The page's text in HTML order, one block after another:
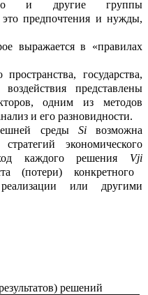
и другие группы
предпочтения и нужды,
выражается в «правилах
пространства, государства,
воздействия представлены
одним из методов
и его разновидности.
средыSi
возможна
экономического
каждого решения Vji
(потери) конкретного
или другими
решений